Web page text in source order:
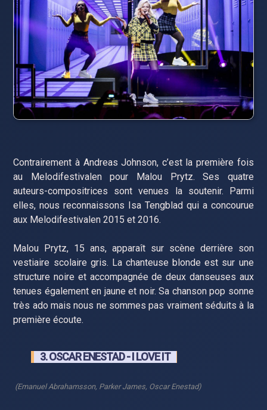
Contrairement à Andreas Johnson, c’est la première fois
au Melodifestivalen pour Malou Prytz. Ses quatre
auteurs-compositrices sont venues la soutenir. Parmi
elles, nous reconnaissons Isa Tengblad qui a concourue
aux Melodifestivalen 2015 et 2016.
Malou Prytz, 15 ans, apparaît sur scène derrière son
vestiaire scolaire gris. La chanteuse blonde est sur une
structure noire et accompagnée de deux danseuses aux
tenues également en jaune et noir. Sa chanson pop sonne
très ado mais nous ne sommes pas vraiment séduits à la
première écoute.
3. OSCAR ENESTAD - I LOVE IT
(Emanuel Abrahamsson, Parker James, Oscar Enestad)